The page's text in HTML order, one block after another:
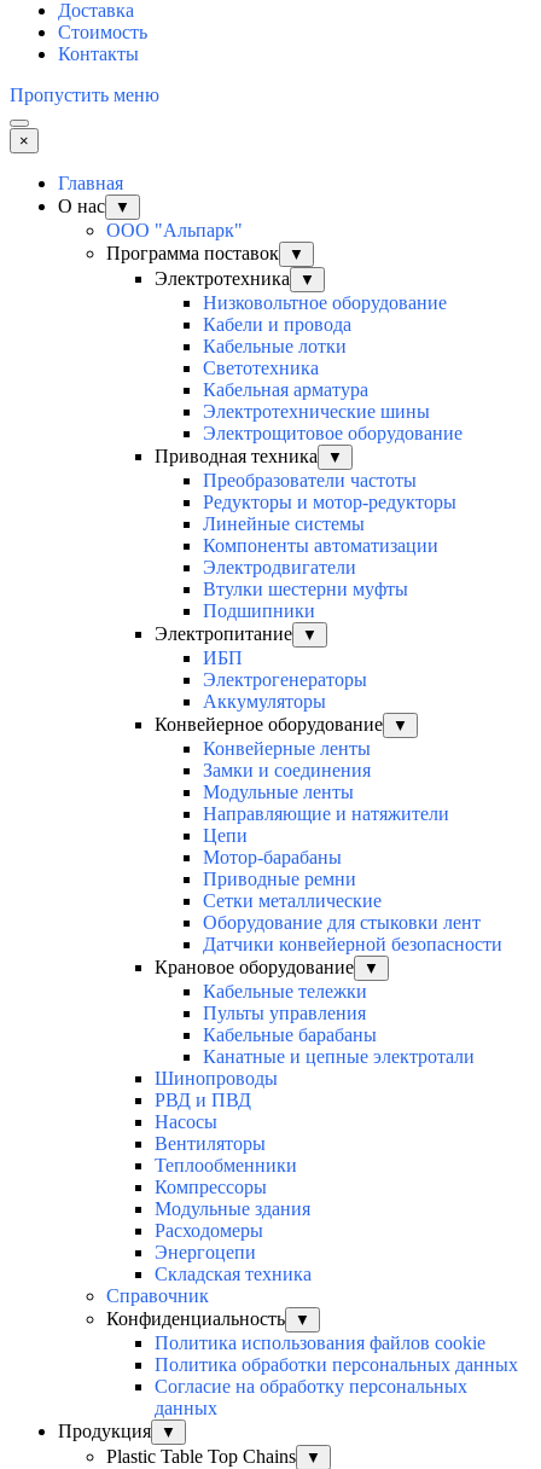
Доставка
Стоимость
Контакты
Пропустить меню
×
Главная
О нас
▼
ООО "Альпарк"
Программа поставок
▼
Электротехника ▼
Низковольтное оборудование
Кабели и провода
Кабельные лотки
Светотехника
Кабельная арматура
Электротехнические шины
Электрощитовое оборудование
Приводная техника
▼
Преобразователи частоты
Редукторы и мотор-редукторы
Линейные системы
Компоненты автоматизации
Электродвигатели
Втулки шестерни муфты
Подшипники
Электропитание
▼
ИБП
Электрогенераторы
Аккумуляторы
Конвейерное оборудование
▼
Конвейерные ленты
Замки и соединения
Модульные ленты
Направляющие и натяжители
Цепи
Мотор-барабаны
Приводные ремни
Сетки металлические
Оборудование для стыковки лент
Датчики конвейерной безопасности
Крановое оборудование
▼
Кабельные тележки
Пульты управления
Кабельные барабаны
Канатные и цепные электротали
Шинопроводы
РВД и ПВД
Насосы
Вентиляторы
Теплообменники
Компрессоры
Модульные здания
Расходомеры
Энергоцепи
Складская техника
Справочник
Конфиденциальность
▼
Политика использования файлов cookie
Политика обработки персональных данных
Согласие на обработку персональных
данных
Продукция
▼
Plastic Table Top Chains ▼